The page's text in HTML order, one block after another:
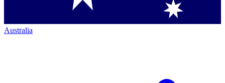
Australia